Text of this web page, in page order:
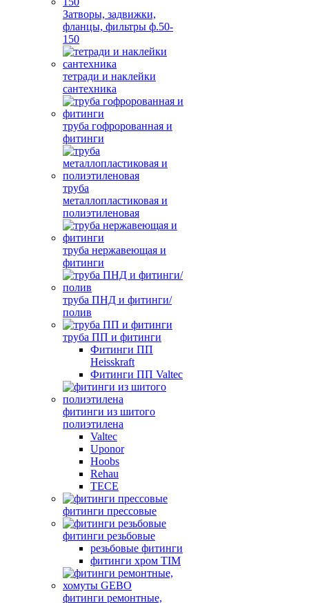
Затворы, задвижки,
фланцы, фильтры ф.50-
150
тетради и наклейки
сантехника
труба гофророванная и
фитинги
труба
металлопластиковая и
полиэтиленовая
труба нержавеющая и
фитинги
труба ПНД и фитинги/
полив
труба ПП и фитинги
Фитинги ПП
Heisskraft
Фитинги ПП Valtec
фитинги из шитого
полиэтилена
Valtec
Uponor
Hoobs
Rehau
TECE
фитинги прессовые
фитинги резьбовые
резьбовые фитинги
фитинги хром TIM
фитинги ремонтные,